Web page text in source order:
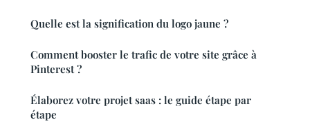
Quelle est la signification du logo jaune ?
Comment booster le trafic de votre site grâce à
Pinterest ?
Élaborez votre projet saas : le guide étape par
étape